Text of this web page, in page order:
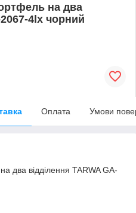
на два
4lx чорний
Оплата Умови
два відділення TARWA GA-